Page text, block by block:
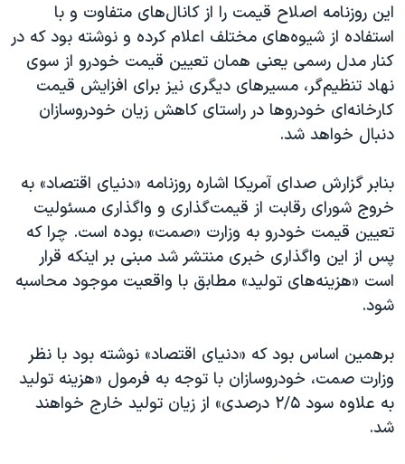
این روزنامه اصلاح قیمت را از کانال‌های متفاوت و با
استفاده از شیوه‌های مختلف اعلام کرده و نوشته بود که در
کنار مدل رسمی یعنی همان تعیین قیمت خودرو از سوی
نهاد تنظیم‌گر، مسیرهای دیگری نیز برای افزایش قیمت
کارخانه‌ای خودروها در راستای کاهش زیان خودروسازان
دنبال خواهد شد.
بنابر گزارش صدای آمریکا اشاره روزنامه «دنیای اقتصاد» به
خروج شورای رقابت از قیمت‌گذاری و واگذاری مسئولیت
تعیین قیمت خودرو به وزارت «صمت» بوده است. چرا که
پس از این واگذاری خبری منتشر شد مبنی بر اینکه قرار
است «هزینه‌های تولید» مطابق با واقعیت موجود محاسبه
شود.
برهمین اساس بود که «دنیای اقتصاد» نوشته بود با نظر
وزارت صمت، خودروسازان با توجه به فرمول «هزینه تولید
به علاوه سود ۲/۵ درصدی» از زیان تولید خارج خواهند
شد.